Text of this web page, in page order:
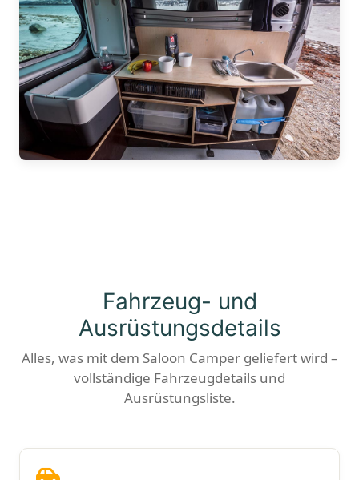
Fahrzeug- und
Ausrüstungsdetails
Alles, was mit dem Saloon Camper geliefert wird –
vollständige Fahrzeugdetails und
Ausrüstungsliste.